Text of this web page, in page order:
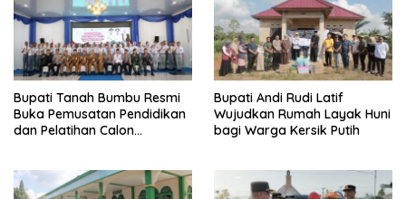
Bupati Tanah Bumbu Resmi
Buka Pemusatan Pendidikan
dan Pelatihan Calon
Bupati Andi Rudi Latif
Wujudkan Rumah Layak Huni
bagi Warga Kersik Putih